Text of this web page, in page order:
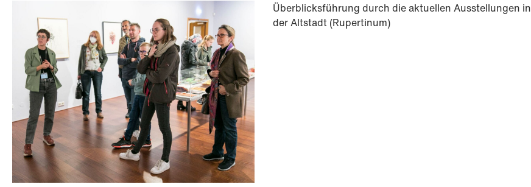
Überblicksführung durch die aktuellen Ausstellungen in
der Altstadt (Rupertinum)